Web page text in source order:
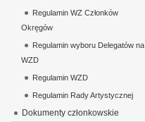
Regulamin WZ Członków
Okręgów
Regulamin wyboru Delegatów na
WZD
Regulamin WZD
Regulamin Rady Artystycznej
Dokumenty członkowskie